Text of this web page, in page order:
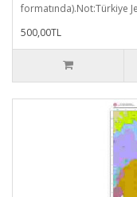
formatında).Not:Türkiye
500,00TL